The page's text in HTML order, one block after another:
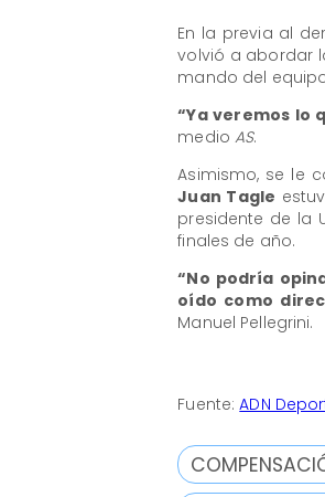
En la previa al
volvió a abordar
mando del
“Ya veremos lo
medioAS.
Asimismo, se le
Juan Tagle
presidente de la
finales de año.
“No podría
oído como
Manuel Pellegrini.
Fuente:ADN